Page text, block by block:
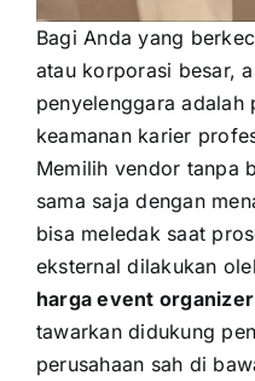
Bagi Anda yang
atau korporasi besar,
penyelenggara adalah
keamanan karier
Memilih vendor tanpa
sama saja dengan
bisa meledak saat
eksternal dilakukan
harga event
tawarkan didukung
perusahaan sah di